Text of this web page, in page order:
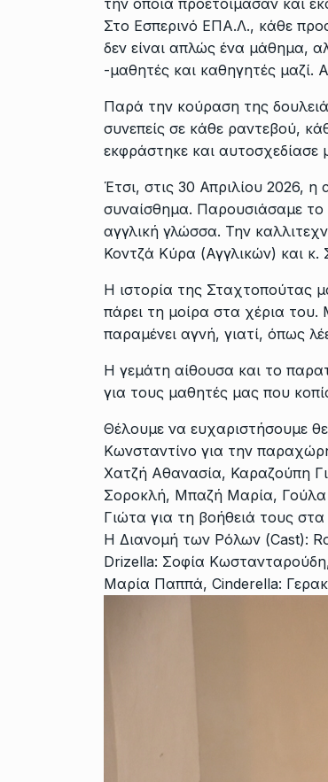
την οποία προετοίμασαν και
Στο Εσπερινό ΕΠΑ.Λ., κάθε
δεν είναι απλώς ένα μάθημα,
-μαθητές και καθηγητές μαζί.
Παρά την κούραση της
συνεπείς σε κάθε ραντεβού,
εκφράστηκε και αυτοσχεδίασε
Έτσι, στις 30 Απριλίου 2026,
συναίσθημα. Παρουσιάσαμε το
αγγλική γλώσσα. Την
Κοντζά Κύρα (Αγγλικών) και
Η ιστορία της Σταχτοπούτας
πάρει τη μοίρα στα χέρια
παραμένει αγνή, γιατί, όπως
Η γεμάτη αίθουσα και το
για τους μαθητές μας που
Θέλουμε να ευχαριστήσουμε
Κωνσταντίνο για την
Χατζή Αθανασία, Καραζούπη
Σοροκλή, Μπαζή Μαρία,
Γιώτα για τη βοήθειά τους στα
Η Διανομή των Ρόλων (Cast):
Drizella: Σοφία
Μαρία Παππά, Cinderella: